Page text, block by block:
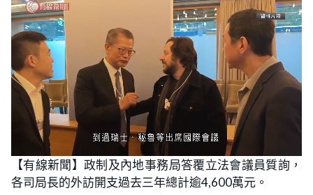
n
m
t
e
L
o
a
d
e
d
【有線新聞】政制及內地事務局答覆立法會議員質詢，
各司局長的外訪開支過去三年總計逾4,600萬元。